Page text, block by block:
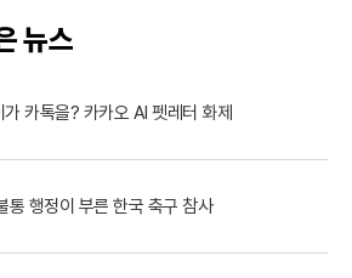
뉴스
카톡을? 카카오 AI 펫레터 화제
통 행정이 부른 한국 축구 참사